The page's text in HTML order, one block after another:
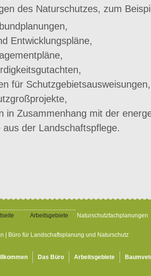
des Naturschutzes, zum
Entwicklungspläne,
für Schutzgebietsausweisungen,
in Zusammenhang mit der
aus der Landschaftspflege.
Arbeitsgebiete Naturschutzfachplanungen
| Büro für Landschaftsplanung und Naturschutz
Das Büro Arbeitsgebiete